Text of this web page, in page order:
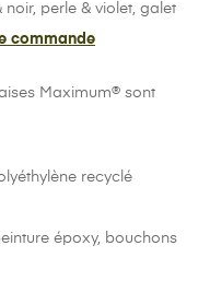
noir, perle & violet, galet
commande
Maximum® sont
recyclé
époxy, bouchons